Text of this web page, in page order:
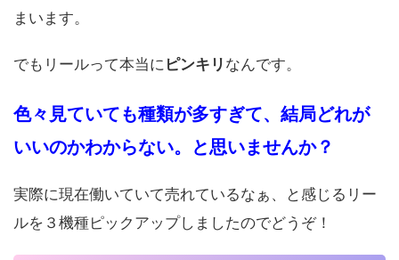
まいます。
でもリールって本当に ピンキリ なんです。
色々見ていても種類が多すぎて、結局どれが
いいのかわからない。 と思いませんか？
実際に現在働いていて売れているなぁ、と感じるリー
ルを３機種ピックアップしましたのでどうぞ！